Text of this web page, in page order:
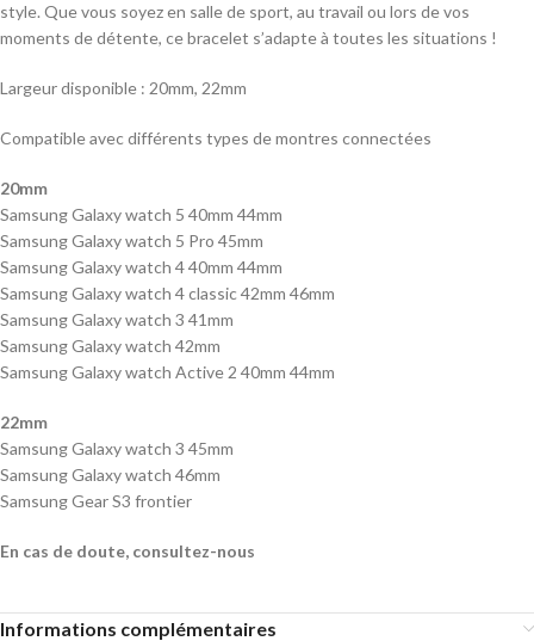
style. Que vous soyez en salle de sport, au travail ou lors de vos
moments de détente, ce bracelet s’adapte à toutes les situations !
Largeur disponible : 20mm, 22mm
Compatible avec différents types de montres connectées
20mm
Samsung Galaxy watch 5 40mm 44mm
Samsung Galaxy watch 5 Pro 45mm
Samsung Galaxy watch 4 40mm 44mm
Samsung Galaxy watch 4 classic 42mm 46mm
Samsung Galaxy watch 3 41mm
Samsung Galaxy watch 42mm
Samsung Galaxy watch Active 2 40mm 44mm
22mm
Samsung Galaxy watch 3 45mm
Samsung Galaxy watch 46mm
Samsung Gear S3 frontier
En cas de doute, consultez-nous
Informations complémentaires